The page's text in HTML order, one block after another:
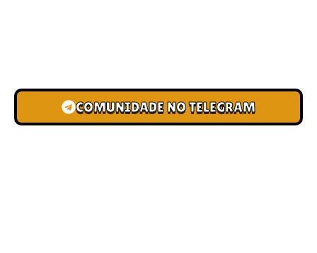
COMUNIDADE NO TELEGRAM